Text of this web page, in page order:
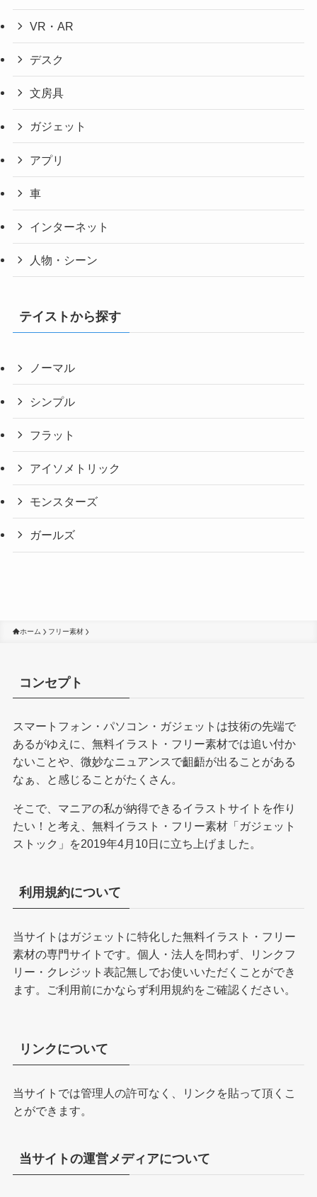
VR・AR
デスク
文房具
ガジェット
アプリ
車
インターネット
人物・シーン
テイストから探す
ノーマル
シンプル
フラット
アイソメトリック
モンスターズ
ガールズ
ホーム フリー素材
コンセプト
スマートフォン・パソコン・ガジェットは技術の先端で
あるがゆえに、無料イラスト・フリー素材では追い付か
ないことや、微妙なニュアンスで齟齬が出ることがある
なぁ、と感じることがたくさん。
そこで、マニアの私が納得できるイラストサイトを作り
たい！と考え、無料イラスト・フリー素材「ガジェット
ストック」を2019年4月10日に立ち上げました。
利用規約について
当サイトはガジェットに特化した無料イラスト・フリー
素材の専門サイトです。個人・法人を問わず、リンクフ
リー・クレジット表記無しでお使いいただくことができ
ます。ご利用前にかならず利用規約をご確認ください。
リンクについて
当サイトでは管理人の許可なく、リンクを貼って頂くこ
とができます。
当サイトの運営メディアについて